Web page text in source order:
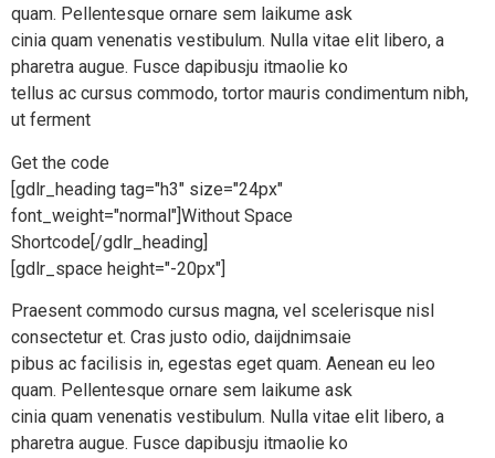
quam. Pellentesque ornare sem laikume ask
cinia quam venenatis vestibulum. Nulla vitae elit libero, a
pharetra augue. Fusce dapibusju itmaolie ko
tellus ac cursus commodo, tortor mauris condimentum nibh,
ut ferment
Get the code
[gdlr_heading tag="h3" size="24px"
font_weight="normal"]Without Space
Shortcode[/gdlr_heading]
[gdlr_space height="-20px"]
Praesent commodo cursus magna, vel scelerisque nisl
consectetur et. Cras justo odio, daijdnimsaie
pibus ac facilisis in, egestas eget quam. Aenean eu leo
quam. Pellentesque ornare sem laikume ask
cinia quam venenatis vestibulum. Nulla vitae elit libero, a
pharetra augue. Fusce dapibusju itmaolie ko